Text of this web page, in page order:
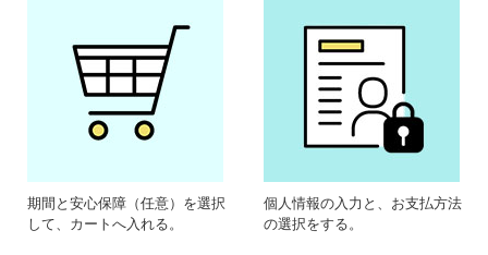
期間と安心保障（任意）を選択
して、カートへ入れる。
個人情報の入力と、お支払方法
の選択をする。